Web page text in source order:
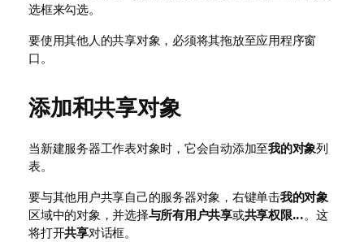
选框来勾选。
要使用其他人的共享对象，必须将其拖放至应用程序窗
口。
添加和共享对象
当新建服务器工作表对象时，它会自动添加至我的对象列
表。
要与其他用户共享自己的服务器对象，右键单击我的对象
区域中的对象，并选择与所有用户共享或共享权限...。这
将打开共享对话框。